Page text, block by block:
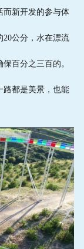
新开发的参与体
公分，水在漂流
百分之三百的。
路都是美景，也能